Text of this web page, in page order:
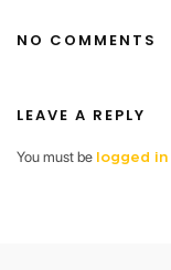
NO COMMENTS
LEAVE A REPLY
You must be logged in